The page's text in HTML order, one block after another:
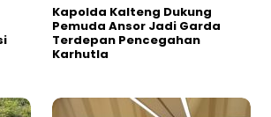
Kapolda Kalteng Dukung
Pemuda Ansor Jadi Garda
Terdepan Pencegahan
Karhutla